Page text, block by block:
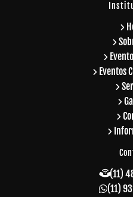
Eventos
(11)
(11)